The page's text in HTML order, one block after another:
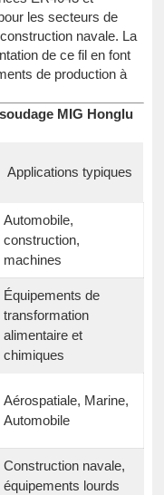
les secteurs de
navale. La
de ce fil en font
de production à
MIG Honglu
Applications typiques
Automobile,
construction,
machines
Équipements de
transformation
alimentaire et
chimiques
Aérospatiale, Marine,
Automobile
Construction navale,
équipements lourds